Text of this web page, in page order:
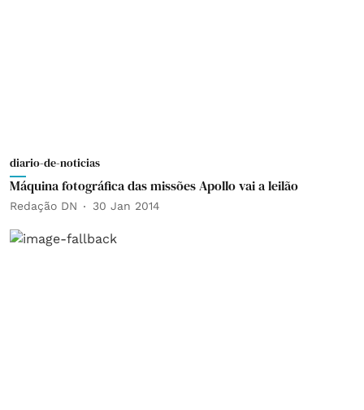
diario-de-noticias
Máquina fotográfica das missões Apollo vai a leilão
Redação DN 30 Jan 2014